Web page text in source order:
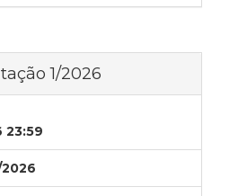
1/2026
23:59